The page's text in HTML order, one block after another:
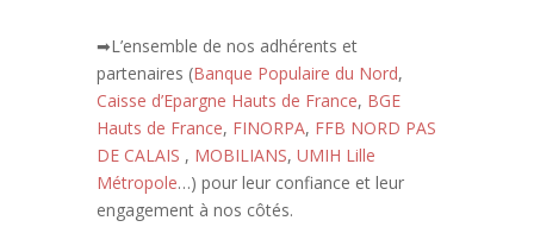
➡L’ensemble de nos adhérents et
partenaires (Banque Populaire du Nord,
Caisse d’Epargne Hauts de France, BGE
Hauts de France, FINORPA, FFB NORD PAS
DE CALAIS , MOBILIANS, UMIH Lille
Métropole…) pour leur confiance et leur
engagement à nos côtés.